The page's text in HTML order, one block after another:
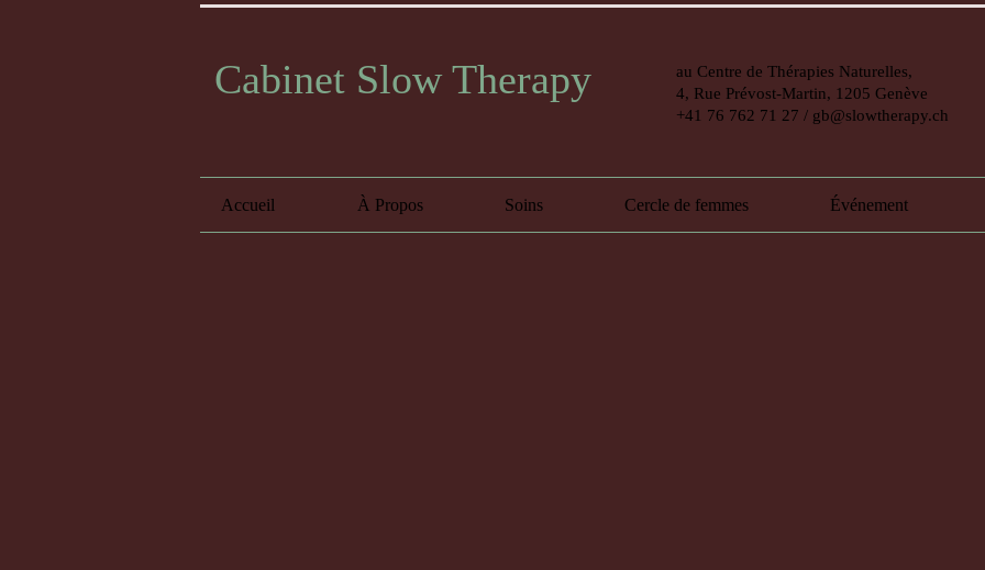
Cabinet Slow Therapy
au Centre de Thérapies Naturelles,
4, Rue Prévost-Martin, 1205 Genève
+41 76 762 71 27 / gb@slowtherapy.ch
Accueil À Propos Soins Cercle de femmes Événement